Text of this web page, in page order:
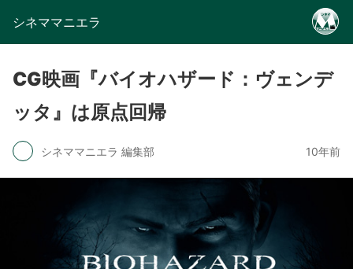
シネママニエラ
CG映画『バイオハザード：ヴェンデ
ッタ』は原点回帰
シネママニエラ 編集部 10年前